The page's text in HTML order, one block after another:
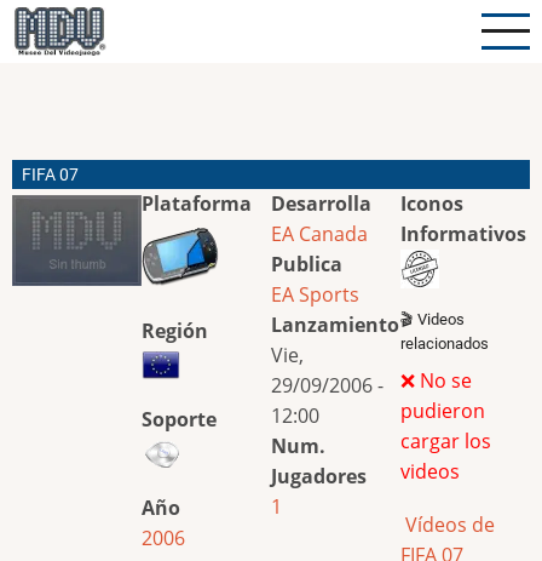
Pasar
al
FIFA 07
Plataforma
Región
Soporte
Año
2006
Desarrolla
EA Canada
Publica
EA Sports
Lanzamiento
Vie,
29/09/2006 -
12:00
Num.
Jugadores
1
Iconos
Informativos
🎬 Videos
relacionados
❌ No se
pudieron
cargar los
videos
Vídeos de
FIFA 07